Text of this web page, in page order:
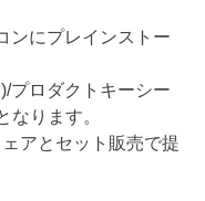
ンにプレインストー
プロダクトキーシー
なります。
アとセット販売で提